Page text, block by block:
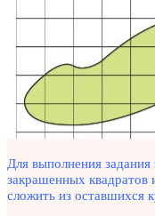
Для выполнения
закрашенных квадратов
сложить из оставшихся